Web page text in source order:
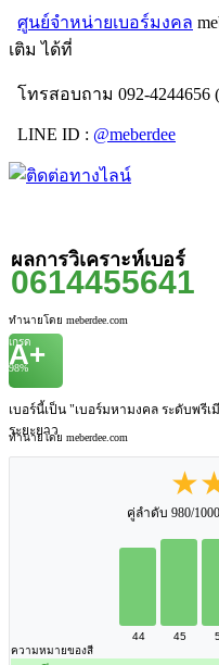
ศูนย์จำหน่ายเบอร์มงคล
เติม ได้ที่
โทรสอบถาม 092-
LINE ID : @meberdee
ผลการวิเคราะห์เบอร์
0614455641
ทำนายโดย meberdee.com
เกรด
A+
98%
เบอร์นี้เป็น "เบอร์มหามงคล ระดับพรี
ระยะยาว
ทำนายโดย meberdee.com
คู่ลำดับ 980/
44 45
ความหมายของสี